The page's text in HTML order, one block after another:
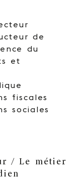
de
du
et
fiscales
sociales
/ Le métier